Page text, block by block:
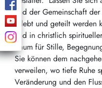
und der Gemeinschaft
erlebt und geteilt werden
und in christlich
Raum für Stille,
Sie können dem
verweilen, wo tiefe Ruhe
Veränderung und den